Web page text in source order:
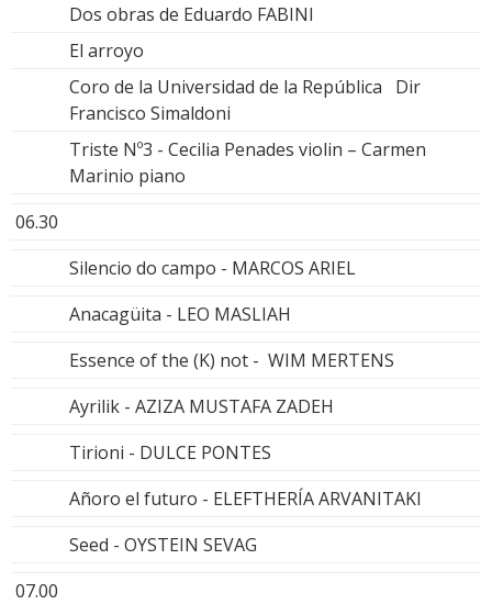
Dos obras de Eduardo FABINI
El arroyo
Coro de la Universidad de la República Dir
Francisco Simaldoni
Triste Nº3 - Cecilia Penades violin – Carmen
Marinio piano
06.30
Silencio do campo - MARCOS ARIEL
Anacagüita - LEO MASLIAH
Essence of the (K) not - WIM MERTENS
Ayrilik - AZIZA MUSTAFA ZADEH
Tirioni - DULCE PONTES
Añoro el futuro - ELEFTHERÍA ARVANITAKI
Seed - OYSTEIN SEVAG
07.00